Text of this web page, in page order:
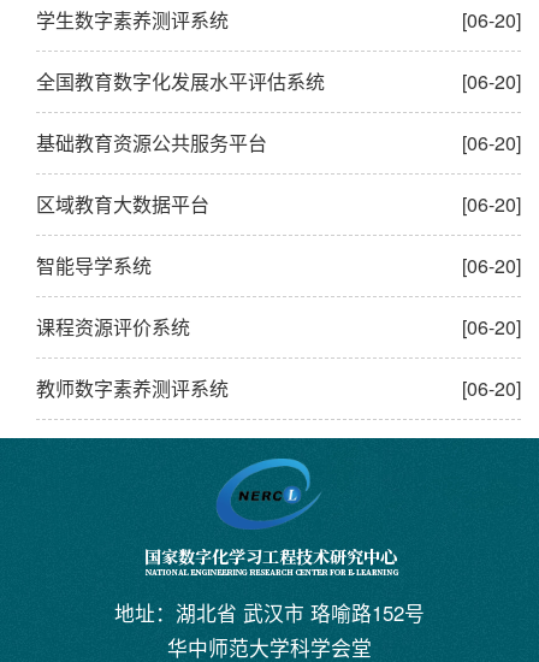
[06-20]
学生数字素养测评系统
[06-20]
全国教育数字化发展水平评估系统
[06-20]
基础教育资源公共服务平台
[06-20]
区域教育大数据平台
[06-20]
智能导学系统
[06-20]
课程资源评价系统
[06-20]
教师数字素养测评系统
地址：湖北省 武汉市 珞喻路152号
华中师范大学科学会堂